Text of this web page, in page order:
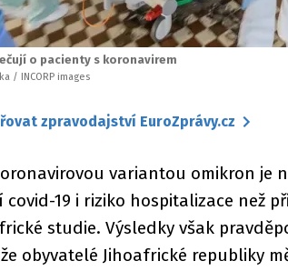
o pacienty s koronavirem
/ INCORP images
zpravodajství EuroZprávy.cz
variantou omikron je
covid-19 i riziko hospitalizace než
studie. Výsledky však
obyvatelé Jihoafrické republiky